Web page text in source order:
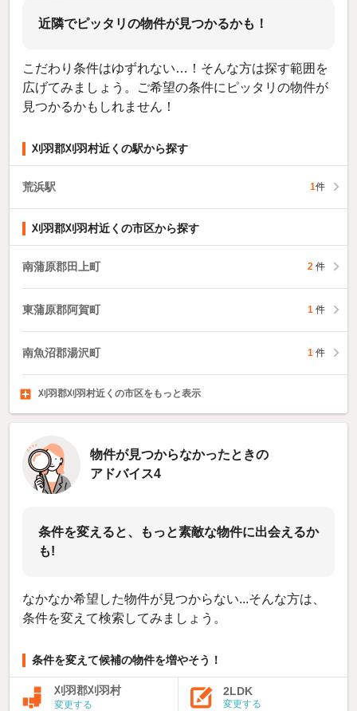
近隣でピッタリの物件が見つかるかも！
こだわり条件はゆずれない…！そんな方は探す範囲を
広げてみましょう。ご希望の条件にピッタリの物件が
見つかるかもしれません！
刈羽郡刈羽村近くの駅から探す
荒浜駅 1件
刈羽郡刈羽村近くの市区から探す
南蒲原郡田上町 2 件
東蒲原郡阿賀町 1 件
南魚沼郡湯沢町 1 件
新潟市北区27件
新潟市東区201件
新潟市中央区438件
刈羽郡刈羽村近くの市区をもっと表示
物件が見つからなかったときの
アドバイス4
条件を変えると、もっと素敵な物件に出会えるか
も!
なかなか希望した物件が見つからない...そんな方は、
条件を変えて検索してみましょう。
条件を変えて候補の物件を増やそう！
刈羽郡刈羽村
変更する
2LDK
変更する